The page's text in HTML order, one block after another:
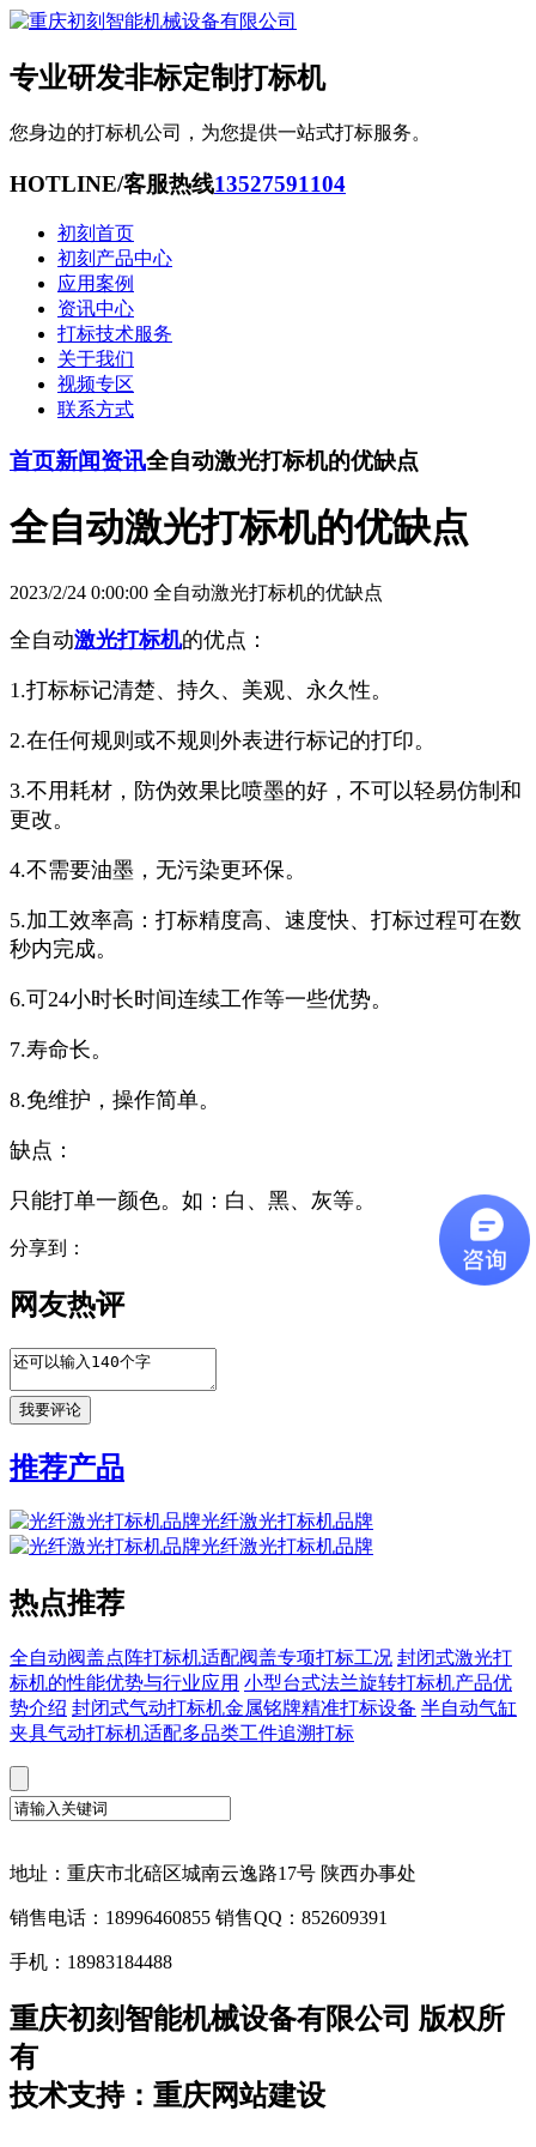
专业研发非标定制打标机
您身边的打标机公司，为您提供一站式打标服务。
HOTLINE/客服热线13527591104
初刻首页
初刻产品中心
应用案例
资讯中心
打标技术服务
关于我们
视频专区
联系方式
首页新闻资讯全自动激光打标机的优缺点
全自动激光打标机的优缺点
2023/2/24 0:00:00 全自动激光打标机的优缺点
全自动激光打标机的优点：
1.打标标记清楚、持久、美观、永久性。
2.在任何规则或不规则外表进行标记的打印。
3.不用耗材，防伪效果比喷墨的好，不可以轻易仿制和
更改。
4.不需要油墨，无污染更环保。
5.加工效率高：打标精度高、速度快、打标过程可在数
秒内完成。
6.可24小时长时间连续工作等一些优势。
7.寿命长。
8.免维护，操作简单。
缺点：
只能打单一颜色。如：白、黑、灰等。
分享到：
网友热评
推荐产品
光纤激光打标机品牌
光纤激光打标机品牌
热点推荐
全自动阀盖点阵打标机适配阀盖专项打标工况 封闭式激光打
标机的性能优势与行业应用 小型台式法兰旋转打标机产品优
势介绍 封闭式气动打标机金属铭牌精准打标设备 半自动气缸
夹具气动打标机适配多品类工件追溯打标
地址：重庆市北碚区城南云逸路17号 陕西办事处
销售电话：18996460855 销售QQ：852609391
手机：18983184488
重庆初刻智能机械设备有限公司 版权所
有
技术支持：重庆网站建设